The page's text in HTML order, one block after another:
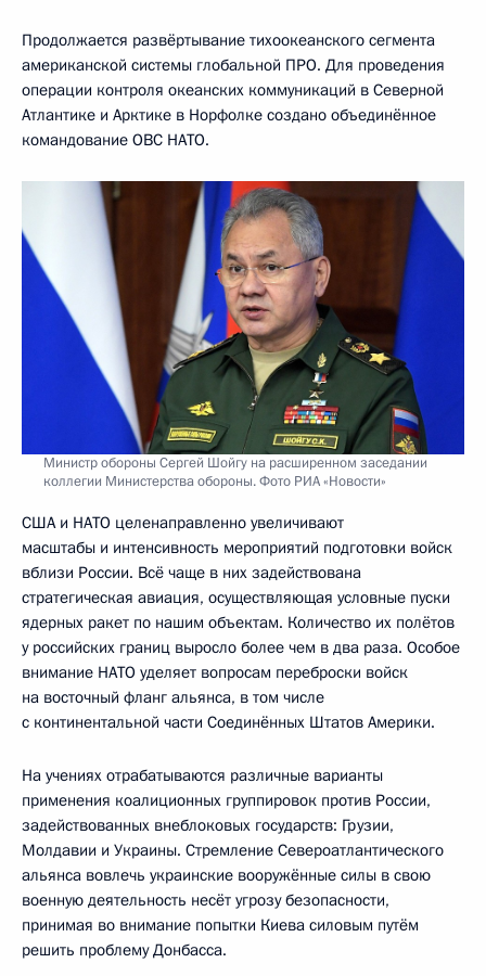
Продолжается развёртывание тихоокеанского сегмента
американской системы глобальной ПРО. Для проведения
операции контроля океанских коммуникаций в Северной
Атлантике и Арктике в Норфолке создано объединённое
командование ОВС НАТО.
Министр обороны Сергей Шойгу на расширенном заседании
коллегии Министерства обороны. Фото РИА «Новости»
США и НАТО целенаправленно увеличивают
масштабы и интенсивность мероприятий подготовки войск
вблизи России. Всё чаще в них задействована
стратегическая авиация, осуществляющая условные пуски
ядерных ракет по нашим объектам. Количество их полётов
у российских границ выросло более чем в два раза. Особое
внимание НАТО уделяет вопросам переброски войск
на восточный фланг альянса, в том числе
с континентальной части Соединённых Штатов Америки.
На учениях отрабатываются различные варианты
применения коалиционных группировок против России,
задействованных внеблоковых государств: Грузии,
Молдавии и Украины. Стремление Североатлантического
альянса вовлечь украинские вооружённые силы в свою
военную деятельность несёт угрозу безопасности,
принимая во внимание попытки Киева силовым путём
решить проблему Донбасса.